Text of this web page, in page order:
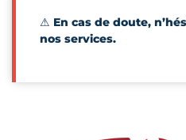
⚠ En cas de doute,
nos services.